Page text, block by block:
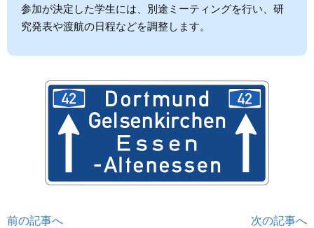
参加が決定した学生には、別途ミーティングを行い、研
究発表や渡航の日程などを調整します。
投
前の記事へ 次の記事へ